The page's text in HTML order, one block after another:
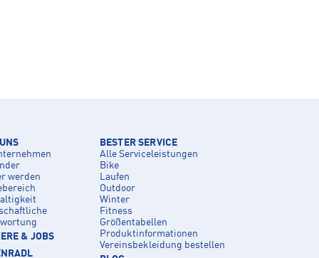
werden
& JOBS
BESTER SERVICE
Alle Serviceleistungen
Bike
Laufen
Outdoor
Winter
Fitness
Größentabellen
Produktinformationen
Vereinsbekleidung bestellen